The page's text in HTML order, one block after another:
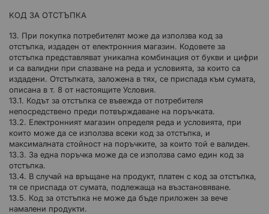
КОД ЗА ОТСТЪПКА
13. При покупка потребителят може да използва код за
отстъпка, издаден от електронния магазин. Кодовете за
отстъпка представляват уникална комбинация от букви и цифри
и са валидни при спазване на реда и условията, за които са
издадени. Отстъпката, заложена в тях, се приспада към сумата,
описана в т. 8 от настоящите Условия.
13.1. Кодът за отстъпка се въвежда от потребителя
непосредствено преди потвърждаване на поръчката.
13.2. Електронният магазин определя реда и условията, при
които може да се използва всеки код за отстъпка, и
максималната стойност на поръчките, за които той е валиден.
13.3. За една поръчка може да се използва само един код за
отстъпка.
13.4. В случай на връщане на продукт, платен с код за отстъпка,
тя се приспада от сумата, подлежаща на възстановяване.
13.5. Код за отстъпка не може да бъде приложен за вече
намалени продукти.